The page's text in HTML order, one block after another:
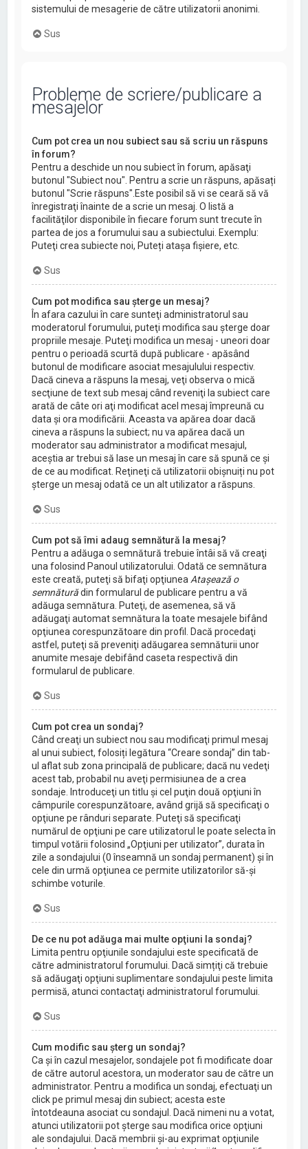
sistemului de mesagerie de către utilizatorii anonimi.
Sus
Probleme de scriere/publicare a
mesajelor
Cum pot crea un nou subiect sau să scriu un răspuns
în forum?
Pentru a deschide un nou subiect în forum, apăsaţi
butonul "Subiect nou". Pentru a scrie un răspuns, apăsați
butonul "Scrie răspuns".Este posibil să vi se ceară să vă
înregistraţi înainte de a scrie un mesaj. O listă a
facilităţilor disponibile în fiecare forum sunt trecute în
partea de jos a forumului sau a subiectului. Exemplu:
Puteţi crea subiecte noi, Puteți atașa fișiere, etc.
Sus
Cum pot modifica sau şterge un mesaj?
În afara cazului în care sunteţi administratorul sau
moderatorul forumului, puteţi modifica sau şterge doar
propriile mesaje. Puteţi modifica un mesaj - uneori doar
pentru o perioadă scurtă după publicare - apăsând
butonul de modificare asociat mesajulului respectiv.
Dacă cineva a răspuns la mesaj, veţi observa o mică
secţiune de text sub mesaj când reveniţi la subiect care
arată de câte ori aţi modificat acel mesaj împreună cu
data şi ora modificării. Aceasta va apărea doar dacă
cineva a răspuns la subiect; nu va apărea dacă un
moderator sau administrator a modificat mesajul,
aceştia ar trebui să lase un mesaj în care să spună ce şi
de ce au modificat. Reţineţi că utilizatorii obișnuiți nu pot
şterge un mesaj odată ce un alt utilizator a răspuns.
Sus
Cum pot să îmi adaug semnătură la mesaj?
Pentru a adăuga o semnătură trebuie întâi să vă creaţi
una folosind Panoul utilizatorului. Odată ce semnătura
este creată, puteţi să bifaţi opţiuneaAtaşează o
semnăturădin formularul de publicare pentru a vă
adăuga semnătura. Puteţi, de asemenea, să vă
adăugaţi automat semnătura la toate mesajele bifând
opţiunea corespunzătoare din profil. Dacă procedaţi
astfel, puteţi să preveniţi adăugarea semnăturii unor
anumite mesaje debifând caseta respectivă din
formularul de publicare.
Sus
Cum pot crea un sondaj?
Când creaţi un subiect nou sau modificaţi primul mesaj
al unui subiect, folosiți legătura “Creare sondaj” din tab-
ul aflat sub zona principală de publicare; dacă nu vedeţi
acest tab, probabil nu aveţi permisiunea de a crea
sondaje. Introduceţi un titlu şi cel puţin două opţiuni în
câmpurile corespunzătoare, având grijă să specificaţi o
opţiune pe rânduri separate. Puteţi să specificaţi
numărul de opţiuni pe care utilizatorul le poate selecta în
timpul votării folosind „Opţiuni per utilizator”, durata în
zile a sondajului (0 înseamnă un sondaj permanent) şi în
cele din urmă opţiunea ce permite utilizatorilor să-şi
schimbe voturile.
Sus
De ce nu pot adăuga mai multe opţiuni la sondaj?
Limita pentru opţiunile sondajului este specificată de
către administratorul forumului. Dacă simțiţi că trebuie
să adăugaţi opţiuni suplimentare sondajului peste limita
permisă, atunci contactaţi administratorul forumului.
Sus
Cum modific sau şterg un sondaj?
Ca şi în cazul mesajelor, sondajele pot fi modificate doar
de către autorul acestora, un moderator sau de către un
administrator. Pentru a modifica un sondaj, efectuaţi un
click pe primul mesaj din subiect; acesta este
întotdeauna asociat cu sondajul. Dacă nimeni nu a votat,
atunci utilizatorii pot şterge sau modifica orice opţiuni
ale sondajului. Dacă membrii şi-au exprimat opţiunile